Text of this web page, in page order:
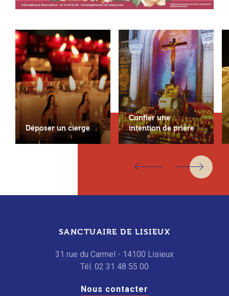
Déposer un cierge
Confier une
intention de prière
SANCTUAIRE DE LISIEUX
31 rue du Carmel - 14100 Lisieux
Tél. 02 31 48 55 00
Nous contacter